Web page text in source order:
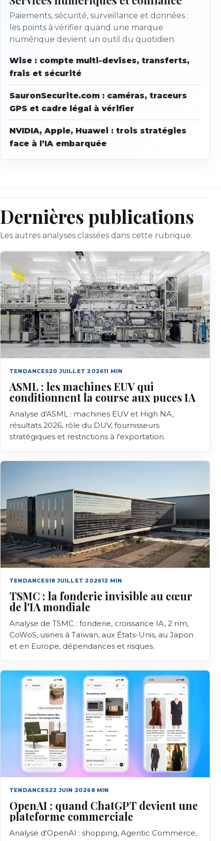
Paiements, sécurité, surveillance et données :
les points à vérifier quand une marque
numérique devient un outil du quotidien.
Wise : compte multi-devises, transferts,
frais et sécurité
SauronSecurite.com : caméras, traceurs
GPS et cadre légal à vérifier
NVIDIA, Apple, Huawei : trois stratégies
face à l’IA embarquée
Dernières publications
Les autres analyses classées dans cette rubrique.
TENDANCES20 JUILLET 202611 MIN
ASML : les machines EUV qui
conditionnent la course aux puces IA
Analyse d'ASML : machines EUV et High NA,
résultats 2026, rôle du DUV, fournisseurs
stratégiques et restrictions à l'exportation.
TENDANCES18 JUILLET 202612 MIN
TSMC : la fonderie invisible au cœur
de l'IA mondiale
Analyse de TSMC : fonderie, croissance IA, 2 nm,
CoWoS, usines à Taïwan, aux États-Unis, au Japon
et en Europe, dépendances et risques.
TENDANCES22 JUIN 2026 8 MIN
OpenAI : quand ChatGPT devient une
plateforme commerciale
Analyse d'OpenAI : shopping, Agentic Commerce,